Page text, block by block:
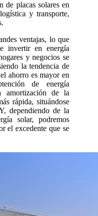
de placas solares en
y transporte,
ventajas, lo que
invertir en energía
y negocios se
la tendencia de
ahorro es mayor en
de energía
amortización de la
rápida, situándose
dependiendo de la
solar, podremos
el excedente que se